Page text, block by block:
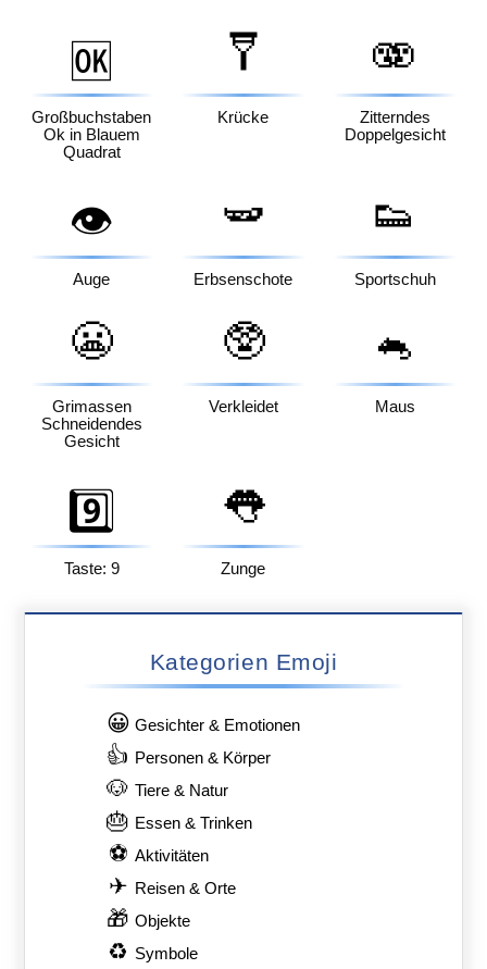
🆗
Großbuchstaben
Ok in Blauem
Quadrat
🩼
Krücke
🫨
Zitterndes
Doppelgesicht
👁️
Auge
🫛
Erbsenschote
👟
Sportschuh
😬
Grimassen
Schneidendes
Gesicht
🥸
Verkleidet
🐁
Maus
9️⃣
Taste: 9
👅
Zunge
Kategorien Emoji
😀 Gesichter & Emotionen
👍 Personen & Körper
🐶 Tiere & Natur
🎂 Essen & Trinken
⚽ Aktivitäten
✈ Reisen & Orte
🎁 Objekte
♻ Symbole